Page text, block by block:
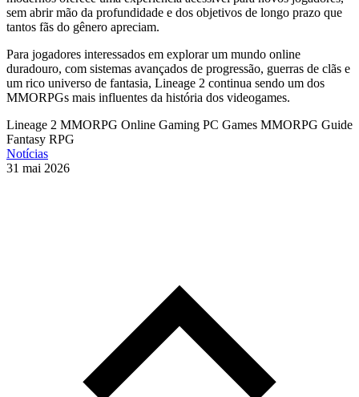
sem abrir mão da profundidade e dos objetivos de longo prazo que
tantos fãs do gênero apreciam.
Para jogadores interessados em explorar um mundo online
duradouro, com sistemas avançados de progressão, guerras de clãs e
um rico universo de fantasia, Lineage 2 continua sendo um dos
MMORPGs mais influentes da história dos videogames.
Lineage 2 MMORPG Online Gaming PC Games MMORPG Guide
Fantasy RPG
Notícias
31 mai 2026